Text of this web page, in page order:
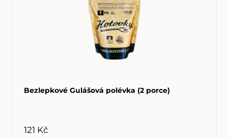
Bezlepkové Gulášová polévka (2 porce)
121 Kč